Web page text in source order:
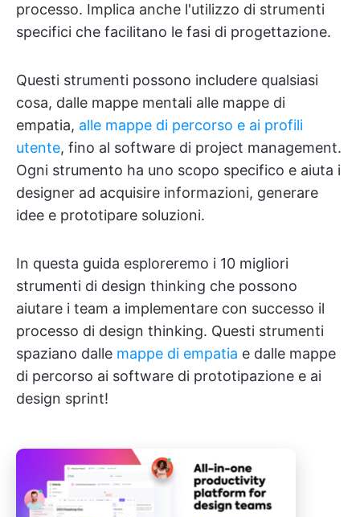
processo. Implica anche l'utilizzo di strumenti
specifici che facilitano le fasi di progettazione.
Questi strumenti possono includere qualsiasi
cosa, dalle mappe mentali alle mappe di
empatia, alle mappe di percorso e ai profili
utente, fino al software di project management.
Ogni strumento ha uno scopo specifico e aiuta i
designer ad acquisire informazioni, generare
idee e prototipare soluzioni.
In questa guida esploreremo i 10 migliori
strumenti di design thinking che possono
aiutare i team a implementare con successo il
processo di design thinking. Questi strumenti
spaziano dalle mappe di empatia e dalle mappe
di percorso ai software di prototipazione e ai
design sprint!